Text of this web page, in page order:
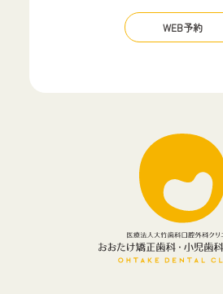
WEB予約